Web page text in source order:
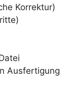
Korrektur)
Ausfertigung